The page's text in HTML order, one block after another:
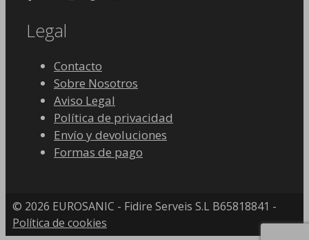
Legal
Contacto
Sobre Nosotros
Aviso Legal
Política de privacidad
Envío y devoluciones
Formas de pago
© 2026 EUROSANIC - Fidire Serveis S.L B65818841 -
Política de cookies